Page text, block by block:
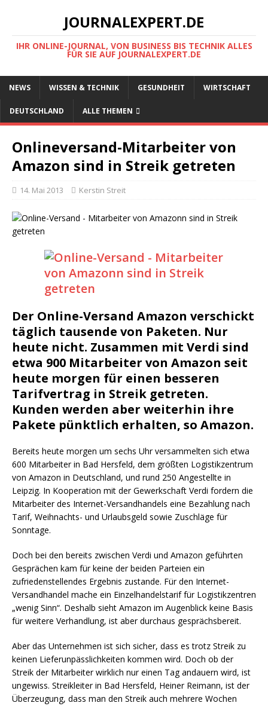
JOURNALEXPERT.DE
IHR ONLINE-JOURNAL, VON BUSINESS BIS TECHNIK ALLES
FÜR SIE AUF JOURNALEXPERT.DE
NEWS WISSEN & TECHNIK GESUNDHEIT WIRTSCHAFT
DEUTSCHLAND ALLE THEMEN
Onlineversand-Mitarbeiter von
Amazon sind in Streik getreten
14. Mai 2013 Kerstin Streit
Der Online-Versand Amazon verschickt
täglich tausende von Paketen. Nur
heute nicht. Zusammen mit Verdi sind
etwa 900 Mitarbeiter von Amazon seit
heute morgen für einen besseren
Tarifvertrag in Streik getreten.
Kunden werden aber weiterhin ihre
Pakete pünktlich erhalten, so Amazon.
Bereits heute morgen um sechs Uhr versammelten sich etwa
600 Mitarbeiter in Bad Hersfeld, dem größten Logistikzentrum
von Amazon in Deutschland, und rund 250 Angestellte in
Leipzig. In Kooperation mit der Gewerkschaft Verdi fordern die
Mitarbeiter des Internet-Versandhandels eine Bezahlung nach
Tarif, Weihnachts- und Urlaubsgeld sowie Zuschläge für
Sonntage.
Doch bei den bereits zwischen Verdi und Amazon geführten
Gesprächen kam für keine der beiden Parteien ein
zufriedenstellendes Ergebnis zustande. Für den Internet-
Versandhandel mache ein Einzelhandelstarif für Logistikzentren
„wenig Sinn“. Deshalb sieht Amazon im Augenblick keine Basis
für weitere Verhandlung, ist aber durchaus gesprächsbereit.
Aber das Unternehmen ist sich sicher, dass es trotz Streik zu
keinen Lieferunpässlichkeiten kommen wird. Doch ob der
Streik der Mitarbeiter wirklich nur einen Tag andauern wird, ist
ungewiss. Streikleiter in Bad Hersfeld, Heiner Reimann, ist der
Überzeugung, dass man den Streik auch mehrere Wochen